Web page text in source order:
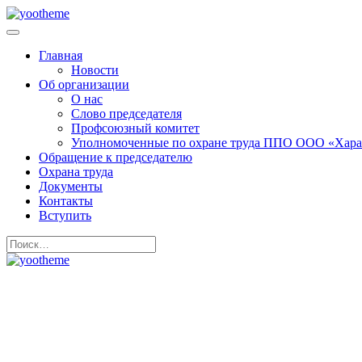
Главная
Новости
Об организации
О нас
Слово председателя
Профсоюзный комитет
Уполномоченные по охране труда ППО ООО
Обращение к председателю
Охрана труда
Документы
Контакты
Вступить